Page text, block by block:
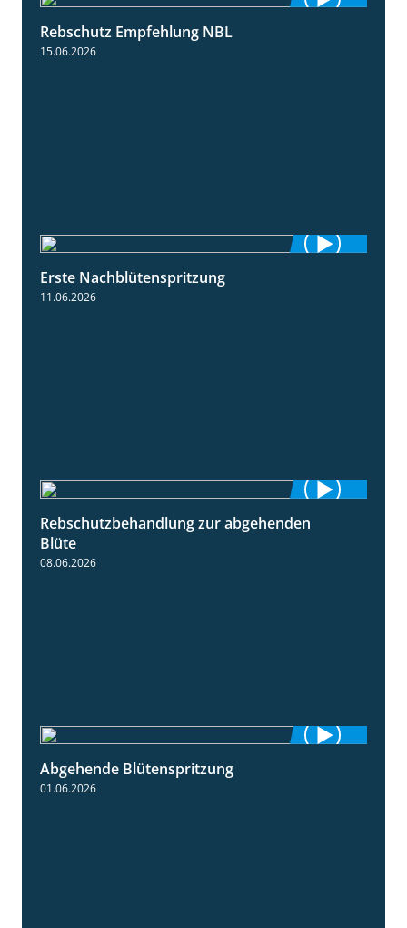
Rebschutz Empfehlung NBL
15.06.2026
Erste Nachblütenspritzung
11.06.2026
3:06
Rebschutzbehandlung zur abgehenden
Blüte
08.06.2026
Abgehende Blütenspritzung
01.06.2026